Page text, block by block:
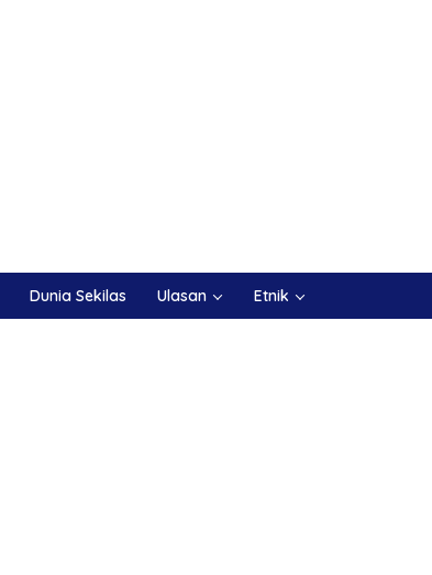
Dunia Sekilas Ulasan Etnik